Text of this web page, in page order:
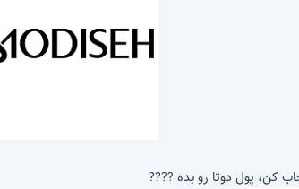
کن، پول دوتا رو بده ????